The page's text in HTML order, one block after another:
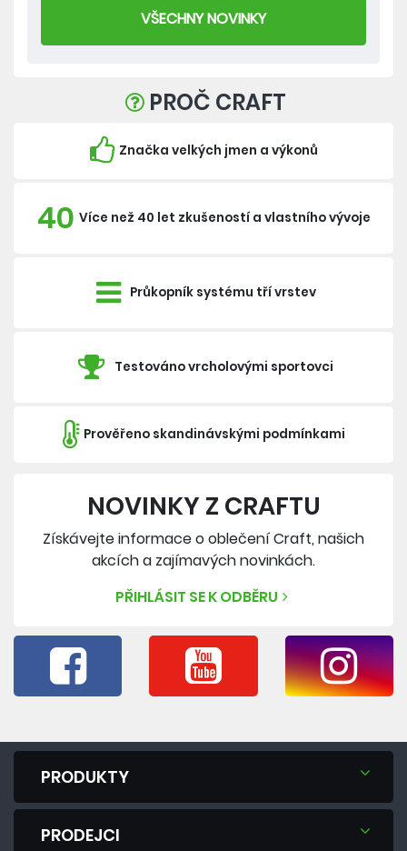
VŠECHNY NOVINKY
PROČ CRAFT
Značka velkých jmen a výkonů
40 Více než 40 let zkušeností a vlastního vývoje
Průkopník systému tří vrstev
Testováno vrcholovými sportovci
Prověřeno skandinávskými podmínkami
NOVINKY Z CRAFTU
Získávejte informace o oblečení Craft, našich
akcích a zajímavých novinkách.
PŘIHLÁSIT SE K ODBĚRU
PRODUKTY
PRODEJCI